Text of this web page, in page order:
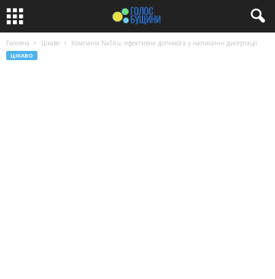
Головна Цікаво Компанія Na5ku: ефективна допомога у написанні дисертації
ЦІКАВО